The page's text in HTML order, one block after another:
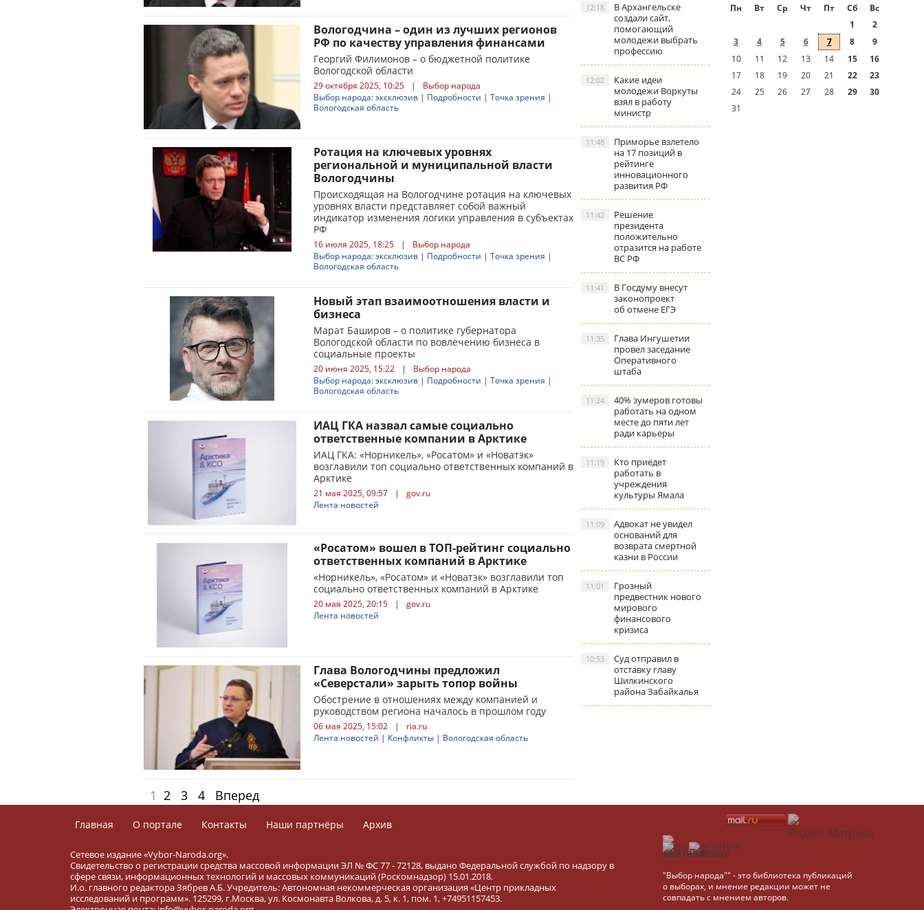
Вологодчина – один из лучших регионов
РФ по качеству управления финансами
Георгий Филимонов – о бюджетной политике
Вологодской области
29 октября 2025, 10:25 |
Выбор народа
Выбор народа: эксклюзив | Подробности | Точка зрения |
Вологодская область
Ротация на ключевых уровнях
региональной и муниципальной власти
Вологодчины
Происходящая на Вологодчине ротация на ключевых
уровнях власти представляет собой важный
индикатор изменения логики управления в субъектах
РФ
16 июля 2025, 18:25 |
Выбор народа
Выбор народа: эксклюзив | Подробности | Точка зрения |
Вологодская область
Новый этап взаимоотношения власти и
бизнеса
Марат Баширов – о политике губернатора
Вологодской области по вовлечению бизнеса в
социальные проекты
20 июня 2025, 15:22 |
Выбор народа
Выбор народа: эксклюзив | Подробности | Точка зрения |
Вологодская область
ИАЦ ГКА назвал самые социально
ответственные компании в Арктике
ИАЦ ГКА: «Норникель», «Росатом» и «Новатэк»
возглавили топ социально ответственных компаний в
Арктике
21 мая 2025, 09:57 |
gov.ru
Лента новостей
«Росатом» вошел в ТОП-рейтинг социально
ответственных компаний в Арктике
«Норникель», «Росатом» и «Новатэк» возглавили топ
социально ответственных компаний в Арктике
20 мая 2025, 20:15 |
gov.ru
Лента новостей
Глава Вологодчины предложил
«Северстали» зарыть топор войны
Обострение в отношениях между компанией и
руководством региона началось в прошлом году
06 мая 2025, 15:02 |
ria.ru
Лента новостей | Конфликты | Вологодская область
1 2 3 4 Вперед
В Архангельске
создали сайт,
помогающий
молодежи выбрать
профессию
12:18
Какие идеи
молодежи Воркуты
взял в работу
министр
12:02
Приморье взлетело
на 17 позиций в
рейтинге
инновационного
развития РФ
11:48
Решение
президента
положительно
отразится на работе
ВС РФ
11:42
В Госдуму внесут
законопроект
об отмене ЕГЭ
11:41
Глава Ингушетии
провел заседание
Оперативного
штаба
11:35
40% зумеров готовы
работать на одном
месте до пяти лет
ради карьеры
11:24
Кто приедет
работать в
учреждения
культуры Ямала
11:19
Адвокат не увидел
оснований для
возврата смертной
казни в России
11:09
Грозный
предвестник нового
мирового
финансового
кризиса
11:01
Суд отправил в
отставку главу
Шилкинского
района Забайкалья
10:53
Пн
Вт Ср Чт Пт Сб
Вс
1
2
3
4 5 6 7 8
9
10
11 12 13 14 15
16
17
18 19 20 21 22
23
24
25 26 27 28 29
30
31
Главная О портале Контакты Наши партнёры Архив
Сетевое издание «Vybor-Naroda.org».
Свидетельство о регистрации средства массовой информации ЭЛ № ФС 77 - 72128, выдано Федеральной службой по надзору в
сфере связи, информационных технологий и массовых коммуникаций (Роскомнадзор) 15.01.2018.
И.о. главного редактора Зябрев А.Б. Учредитель: Автономная некоммерческая организация «Центр прикладных
исследований и программ». 125299, г.Москва, ул. Космонавта Волкова, д. 5, к. 1, пом. 1, +74951157453.
"Выбор народа"" - это библиотека публикаций
о выборах, и мнение редакции может не
совпадать с мнением авторов.